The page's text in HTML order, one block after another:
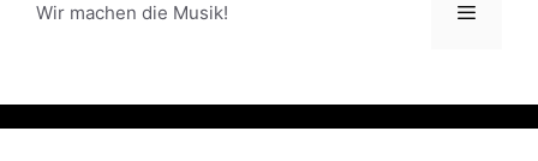
Wir machen die Musik!